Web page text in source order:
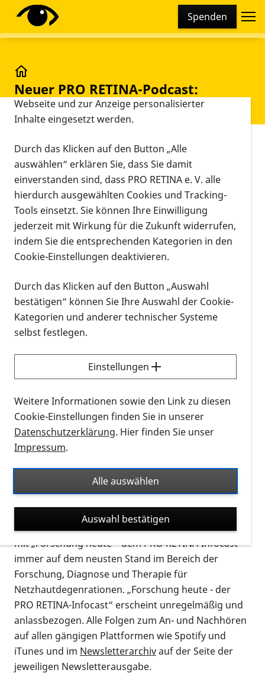
Spenden
Neuer PRO RETINA-Podcast:
Blind verstehen
Vorlesen
In den letzten Monaten hat das Podcast-Team des
Arbeitskreis Social Media der PRO RETINA, das sich
im Rahmen eines Webinars im April gebildet hatte,
viele Stunden diskutiert, konzipiert, getextet,
ausprobiert und produziert. Diese Woche ist es nun
so weit:Am 17. Januarerscheint die erste Episode
des neuen PRO RETINA-Podcasts „Blind
Netzhauterkrankungen interessiert sind. Worum es
im PRO RETINA-Podcast gehen soll und wen sie am
Mikro in Zukunft öfter hören werden, erfahren Sie
imTeaser zum Podcast auf unserer Website.
„Blind verstehen - der PRO RETINA-Podcast“ wird ab
dem kommenden Wochenende jeden zweiten
gängigen Plattformen wie Spotify und iTunes und
auf derPRO RETINA-Website . Am besten gleich
abonnieren!
Neu aufgelegt: Forschung heute – der PRO
Auch die Hörfassung des Forschungsnewsletters
gibt es seit Kurzem in neuem Gewand. Bleiben Sie
mit „Forschung heute – dem PRO RETINA-Infocast“
immer auf dem neusten Stand im Bereich der
Forschung, Diagnose und Therapie für
Netzhautdegenrationen. „Forschung heute - der
PRO RETINA-Infocast“ erscheint unregelmäßig und
anlassbezogen. Alle Folgen zum An- und Nachhören
auf allen gängigen Plattformen wie Spotify und
iTunes und im Newsletterarchivauf der Seite der
jeweiligen Newsletterausgabe.
Diese Webseite setzt verschiedene Cookies und
Tracking-Tools ein. Dies beinhaltet Cookies und
technisch notwendig sind, die zu statistischen
Zwecken sowie zur besseren Bedienbarkeit der
Webseite und zur Anzeige personalisierter
Inhalte eingesetzt werden.
Durch das Klicken auf den Button „Alle
auswählen“ erklären Sie, dass Sie damit
einverstanden sind, dass PRO RETINA e. V. alle
hierdurch ausgewählten Cookies und Tracking-
Tools einsetzt. Sie können Ihre Einwilligung
jederzeit mit Wirkung für die Zukunft widerrufen,
indem Sie die entsprechenden Kategorien in den
Cookie-Einstellungen deaktivieren.
Durch das Klicken auf den Button „Auswahl
bestätigen“ können Sie Ihre Auswahl der Cookie-
Kategorien und anderer technischer Systeme
selbst festlegen.
Einstellungen
Weitere Informationen sowie den Link zu diesen
Cookie-Einstellungen finden Sie in unserer
Datenschutzerklärung. Hier finden Sie unser
Impressum.
Alle auswählen
Auswahl bestätigen